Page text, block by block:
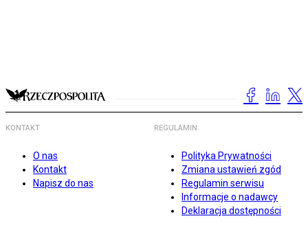
KONTAKT
O nas
Kontakt
Napisz do nas
REGULAMIN
Polityka Prywatności
Zmiana ustawień zgód
Regulamin serwisu
Informacje o nadawcy
Deklaracja dostępności